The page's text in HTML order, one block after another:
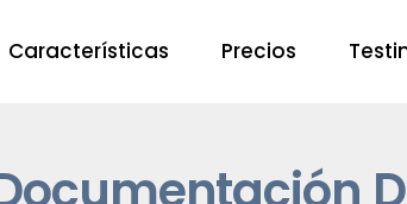
Características Precios